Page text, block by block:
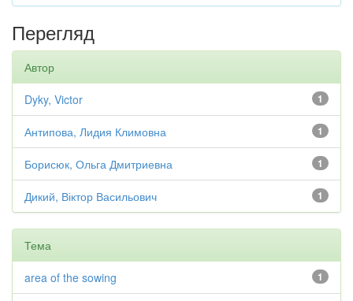
Перегляд
Автор
1
Dyky, Victor
1
Антипова, Лидия Климовна
1
Борисюк, Ольга Дмитриевна
1
Дикий, Віктор Васильович
Тема
1
area of the sowing